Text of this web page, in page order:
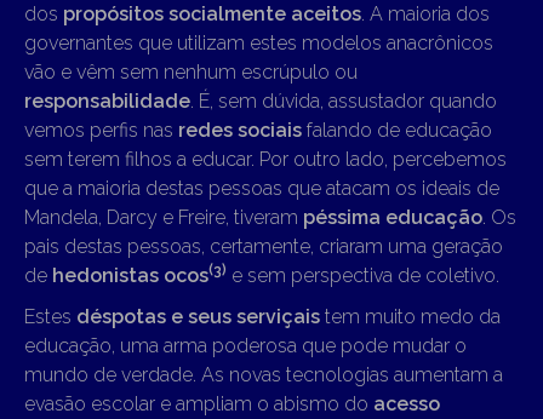
dos propósitos socialmente aceitos . A maioria dos
governantes que utilizam estes modelos anacrônicos
vão e vêm sem nenhum escrúpulo ou
responsabilidade . É, sem dúvida, assustador quando
vemos perfis nas redes sociais falando de educação
sem terem filhos a educar. Por outro lado, percebemos
que a maioria destas pessoas que atacam os ideais de
Mandela, Darcy e Freire, tiveram péssima educação . Os
pais destas pessoas, certamente, criaram uma geração
de hedonistas ocos(3) e sem perspectiva de coletivo.
Estes déspotas e seus serviçais tem muito medo da
educação, uma arma poderosa que pode mudar o
mundo de verdade. As novas tecnologias aumentam a
evasão escolar e ampliam o abismo do acesso